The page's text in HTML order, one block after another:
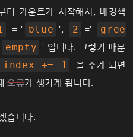
터 카운트가 시작해서, 배경색
= ' blue ', 2 ='
gree
empty ' 입니다. 그렇기 때문
+= 1 을 주게 되면
오류가 생기게 됩니다.
습니다.